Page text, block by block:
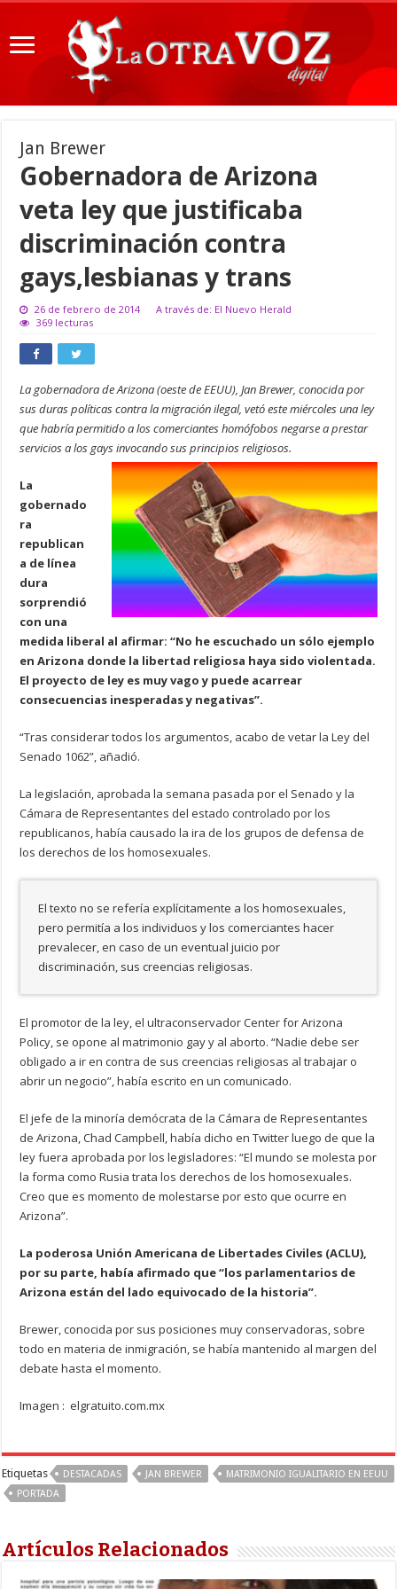
Jan Brewer
Gobernadora de Arizona
veta ley que justificaba
discriminación contra
gays,lesbianas y trans
26 de febrero de 2014
A través de: El Nuevo Herald
369 lecturas
La gobernadora de Arizona (oeste de EEUU), Jan Brewer, conocida por
sus duras políticas contra la migración ilegal, vetó este miércoles una ley
que habría permitido a los comerciantes homófobos negarse a prestar
servicios a los gays invocando sus principios religiosos.
La
gobernado
ra
republican
a de línea
dura
sorprendió
con una
medida liberal al afirmar: “No he escuchado un sólo ejemplo
en Arizona donde la libertad religiosa haya sido violentada.
El proyecto de ley es muy vago y puede acarrear
consecuencias inesperadas y negativas”.
“Tras considerar todos los argumentos, acabo de vetar la Ley del
Senado 1062”, añadió.
La legislación, aprobada la semana pasada por el Senado y la
Cámara de Representantes del estado controlado por los
republicanos, había causado la ira de los grupos de defensa de
los derechos de los homosexuales.
El texto no se refería explícitamente a los homosexuales,
pero permitía a los individuos y los comerciantes hacer
prevalecer, en caso de un eventual juicio por
discriminación, sus creencias religiosas.
El promotor de la ley, el ultraconservador Center for Arizona
Policy, se opone al matrimonio gay y al aborto. “Nadie debe ser
obligado a ir en contra de sus creencias religiosas al trabajar o
abrir un negocio”, había escrito en un comunicado.
El jefe de la minoría demócrata de la Cámara de Representantes
de Arizona, Chad Campbell, había dicho en Twitter luego de que la
ley fuera aprobada por los legisladores: “El mundo se molesta por
la forma como Rusia trata los derechos de los homosexuales.
Creo que es momento de molestarse por esto que ocurre en
Arizona”.
La poderosa Unión Americana de Libertades Civiles (ACLU),
por su parte, había afirmado que “los parlamentarios de
Arizona están del lado equivocado de la historia”.
Brewer, conocida por sus posiciones muy conservadoras, sobre
todo en materia de inmigración, se había mantenido al margen del
debate hasta el momento.
Imagen : elgratuito.com.mx
Etiquetas DESTACADAS JAN BREWER
MATRIMONIO IGUALITARIO EN EEUU
PORTADA
Artículos Relacionados